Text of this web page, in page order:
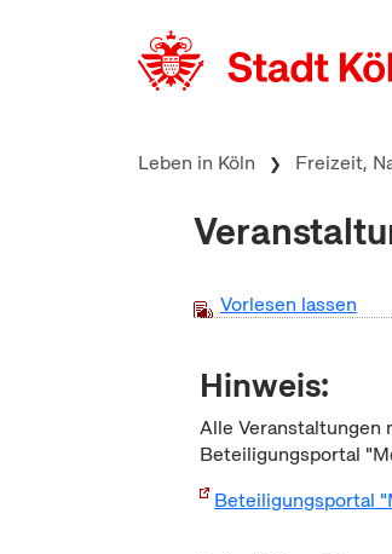
Leben in Köln Freizeit,
Vorlesen lassen
Hinweis:
Alle Veranstaltungen
Beteiligungsportal
Beteiligungsportal